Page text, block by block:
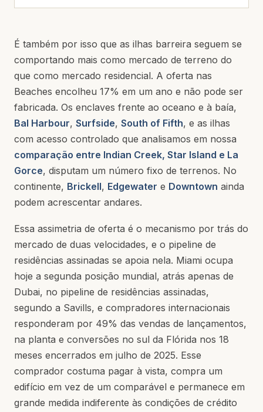
É também por isso que as ilhas barreira seguem se
comportando mais como mercado de terreno do
que como mercado residencial. A oferta nas
Beaches encolheu 17% em um ano e não pode ser
fabricada. Os enclaves frente ao oceano e à baía,
Bal Harbour, Surfside, South of Fifth, e as ilhas
com acesso controlado que analisamos em nossa
comparação entre Indian Creek, Star Island e La
Gorce, disputam um número fixo de terrenos. No
continente, Brickell, Edgewater e Downtown ainda
podem acrescentar andares.
Essa assimetria de oferta é o mecanismo por trás do
mercado de duas velocidades, e o pipeline de
residências assinadas se apoia nela. Miami ocupa
hoje a segunda posição mundial, atrás apenas de
Dubai, no pipeline de residências assinadas,
segundo a Savills, e compradores internacionais
responderam por 49% das vendas de lançamentos,
na planta e conversões no sul da Flórida nos 18
meses encerrados em julho de 2025. Esse
comprador costuma pagar à vista, compra um
edifício em vez de um comparável e permanece em
grande medida indiferente às condições de crédito